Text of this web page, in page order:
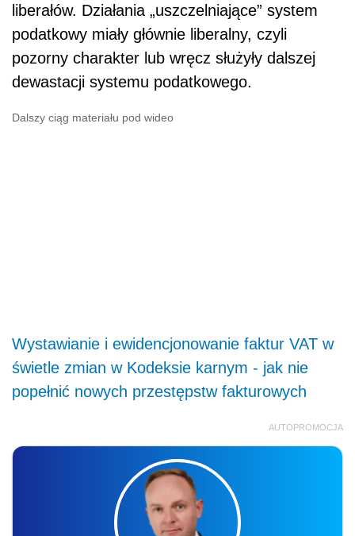
liberałów. Działania „uszczelniające” system
podatkowy miały głównie liberalny, czyli
pozorny charakter lub wręcz służyły dalszej
dewastacji systemu podatkowego.
Dalszy ciąg materiału pod wideo
Wystawianie i ewidencjonowanie faktur VAT w
świetle zmian w Kodeksie karnym - jak nie
popełnić nowych przestępstw fakturowych
AUTOPROMOCJA